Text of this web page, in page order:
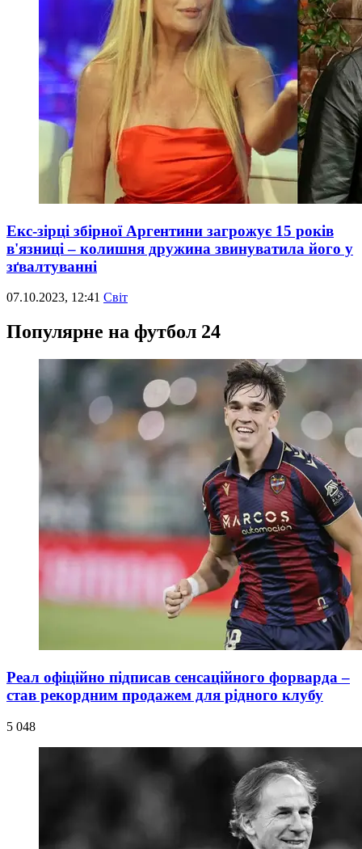
Екс-зірці збірної Аргентини загрожує 15 років
в'язниці – колишня дружина звинуватила його у
зґвалтуванні
07.10.2023, 12:41 Світ
Популярне на футбол 24
Реал офіційно підписав сенсаційного форварда –
став рекордним продажем для рідного клубу
5 048